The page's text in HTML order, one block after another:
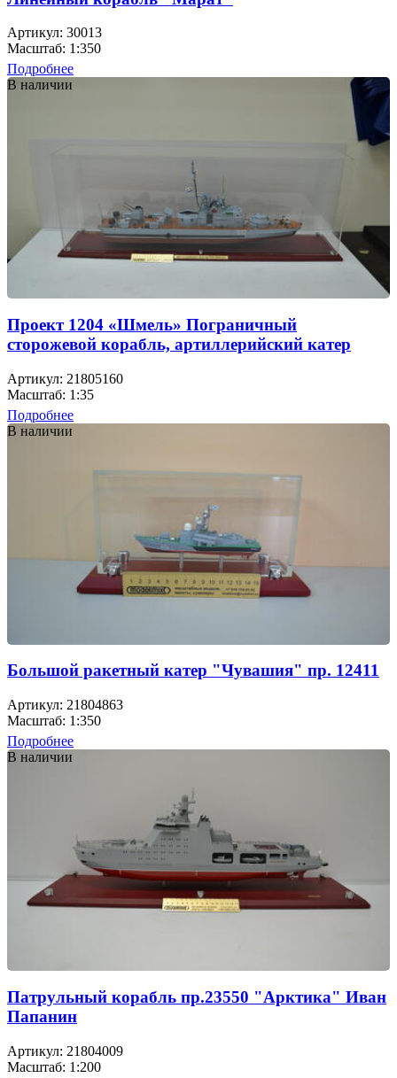
Артикул: 30013
Масштаб: 1:350
Подробнее
В наличии
Проект 1204 «Шмель» Пограничный
сторожевой корабль, артиллерийский катер
Артикул: 21805160
Масштаб: 1:35
Подробнее
В наличии
Большой ракетный катер "Чувашия" пр. 12411
Артикул: 21804863
Масштаб: 1:350
Подробнее
В наличии
Патрульный корабль пр.23550 "Арктика" Иван
Папанин
Артикул: 21804009
Масштаб: 1:200